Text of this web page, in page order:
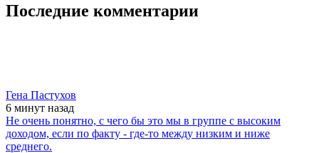
Последние комментарии
Гена Пастухов
6 минут назад
Не очень понятно, с чего бы это мы в группе с высоким
доходом, если по факту - где-то между низким и ниже
среднего.